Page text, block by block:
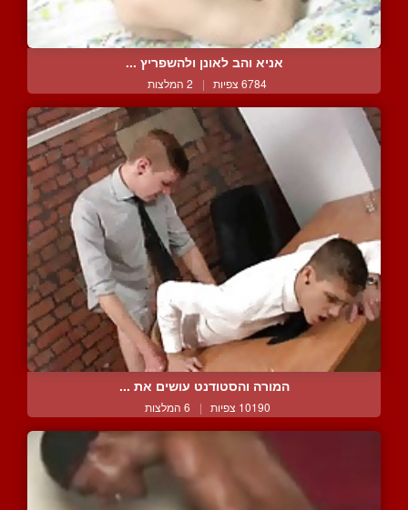
אניא והב לאונן ולהשפריץ ...
6784 צפיות | 2 המלצות
המורה והסטודנט עושים את ...
10190 צפיות | 6 המלצות